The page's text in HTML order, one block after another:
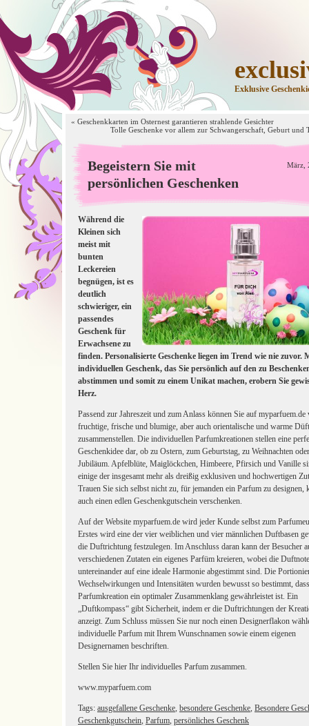
Exklusive
« Geschenkkarten im Osternest garantieren strahlende Gesichter
Tolle Geschenke vor allem zur Schwangerschaft, Geburt und
Begeistern Sie mit
persönlichen Geschenken
März,
Während die
Kleinen sich
meist mit
bunten
Leckereien
begnügen, ist es
deutlich
schwieriger, ein
passendes
Geschenk für
Erwachsene zu
finden. Personalisierte Geschenke liegen im Trend wie nie zuvor.
individuellen Geschenk, das Sie persönlich auf den zu
abstimmen und somit zu einem Unikat machen, erobern Sie
Herz.
Passend zur Jahreszeit und zum Anlass können Sie auf myparfuem.de
fruchtige, frische und blumige, aber auch orientalische und warme
zusammenstellen. Die individuellen Parfumkreationen stellen eine
Geschenkidee dar, ob zu Ostern, zum Geburtstag, zu Weihnachten
Jubiläum. Apfelblüte, Maiglöckchen, Himbeere, Pfirsich und Vanille
einige der insgesamt mehr als dreißig exklusiven und hochwertigen
Trauen Sie sich selbst nicht zu, für jemanden ein Parfum zu designen,
auch einen edlen Geschenkgutschein verschenken.
Auf der Website myparfuem.de wird jeder Kunde selbst zum
Erstes wird eine der vier weiblichen und vier männlichen Duftbasen
die Duftrichtung festzulegen. Im Anschluss daran kann der Besucher
verschiedenen Zutaten ein eigenes Parfüm kreieren, wobei die
untereinander auf eine ideale Harmonie abgestimmt sind. Die
Wechselwirkungen und Intensitäten wurden bewusst so bestimmt,
Parfumkreation ein optimaler Zusammenklang gewährleistet ist. Ein
„Duftkompass“ gibt Sicherheit, indem er die Duftrichtungen der
anzeigt. Zum Schluss müssen Sie nur noch einen Designerflakon
individuelle Parfum mit Ihrem Wunschnamen sowie einem eigenen
Designernamen beschriften.
Stellen Sie hier Ihr individuelles Parfum zusammen.
www.myparfuem.com
Tags: ausgefallene Geschenke, besondere Geschenke, Besondere
Geschenkgutschein, Parfum, persönliches Geschenk